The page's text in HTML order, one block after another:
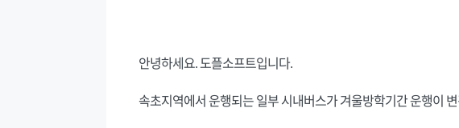
안녕하세요. 도플소프트입니다.
속초지역에서 운행되는 일부 시내버스가 겨울방학기간 운행이